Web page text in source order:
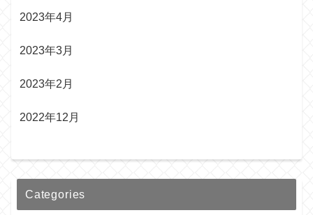
2023年4月
2023年3月
2023年2月
2022年12月
Categories